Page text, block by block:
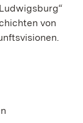
von